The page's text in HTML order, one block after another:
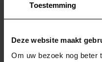
Toestemming
Deze website maakt
Om uw bezoek nog beter
duurzaam webadres